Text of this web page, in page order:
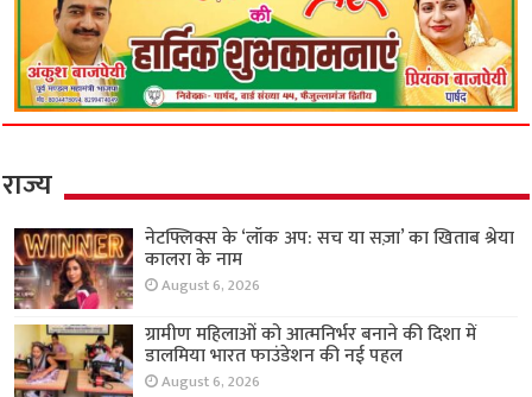
राज्य
नेटफ्लिक्स के ‘लॉक अप: सच या सज़ा’ का खिताब श्रेया
कालरा के नाम
August 6, 2026
ग्रामीण महिलाओं को आत्मनिर्भर बनाने की दिशा में
डालमिया भारत फाउंडेशन की नई पहल
August 6, 2026